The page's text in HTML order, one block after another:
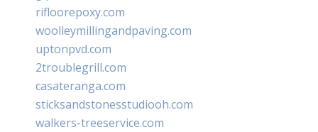
rifloorepoxy.com
woolleymillingandpaving.com
uptonpvd.com
2troublegrill.com
casateranga.com
sticksandstonesstudiooh.com
walkers-treeservice.com